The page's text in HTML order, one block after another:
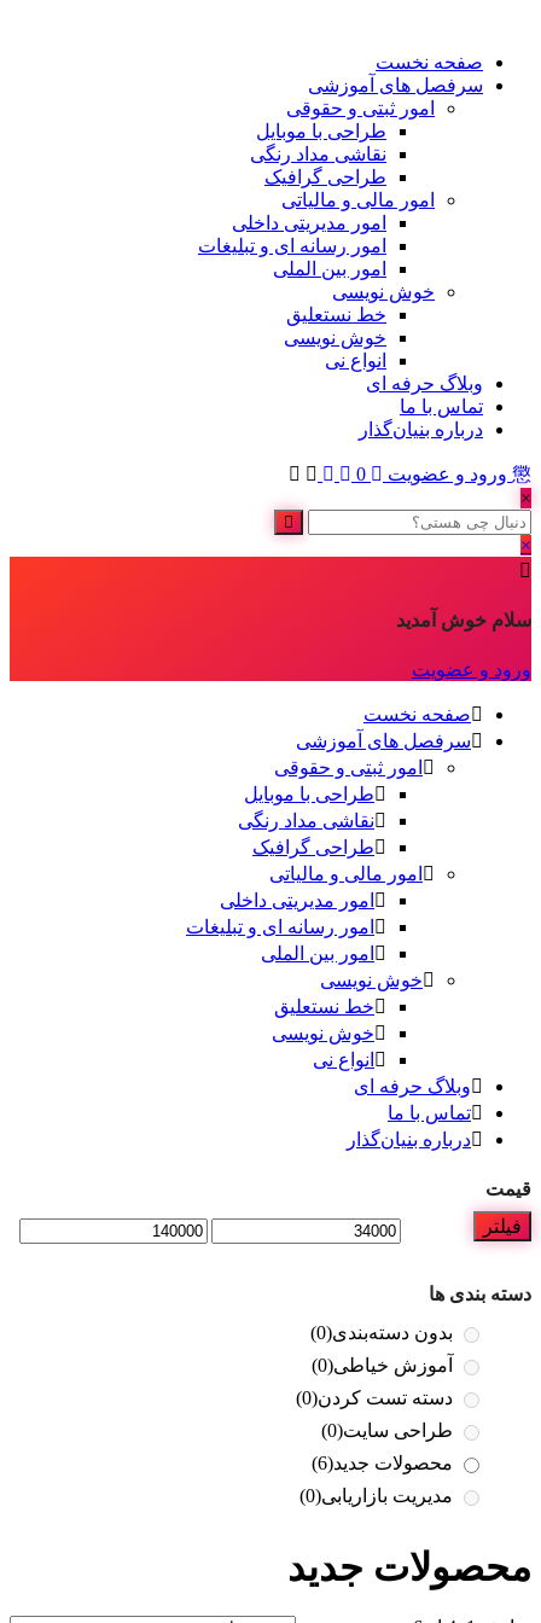
صفحه نخست
سرفصل های آموزشی
امور ثبتی و حقوقی
طراحی با موبایل
نقاشی مداد رنگی
طراحی گرافیک
امور مالی و مالیاتی
امور مدیریتی داخلی
امور رسانه ای و تبلیغات
امور بین الملی
خوش نویسی
خط نستعلیق
خوش نویسی
انواع نی
وبلاگ حرفه ای
تماس با ما
درباره بنیان‌گذار
ورود و عضویت
0
×
×
سلام خوش آمدید
ورود و عضویت
صفحه نخست
سرفصل های آموزشی
امور ثبتی و حقوقی
طراحی با موبایل
نقاشی مداد رنگی
طراحی گرافیک
امور مالی و مالیاتی
امور مدیریتی داخلی
امور رسانه ای و تبلیغات
امور بین الملی
خوش نویسی
خط نستعلیق
خوش نویسی
انواع نی
وبلاگ حرفه ای
تماس با ما
درباره بنیان‌گذار
قیمت
فیلتر
دسته بندی ها
بدون دسته‌بندی(0)
آموزش خیاطی(0)
دسته تست کردن(0)
طراحی سایت(0)
محصولات جدید(6)
مدیریت بازاریابی(0)
محصولات جدید